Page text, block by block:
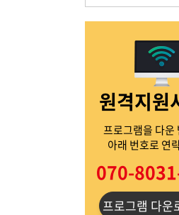
은진송씨의 전달 사항을
원격지원
프로그램을 다운
아래 번호로 연
070-
프로그램 다운